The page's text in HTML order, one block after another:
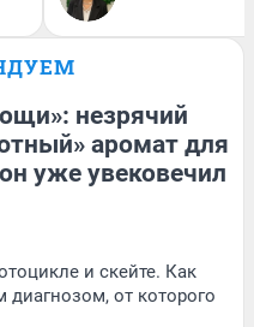
незрячий
аромат для
уже увековечил
и скейте. Как
от которого